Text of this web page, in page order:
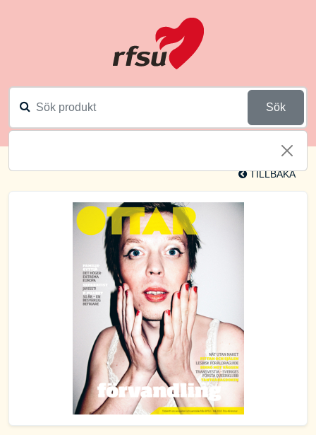
Sök
TILLBAKA